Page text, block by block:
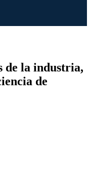
de la industria,
de